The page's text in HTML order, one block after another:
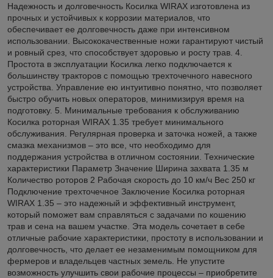
Надежность и долговечность Косилка WIRAX изготовлена из
прочных и устойчивых к коррозии материалов, что
обеспечивает ее долговечность даже при интенсивном
использовании. Высококачественные ножи гарантируют чистый
и ровный срез, что способствует здоровью и росту трав. 4.
Простота в эксплуатации Косилка легко подключается к
большинству тракторов с помощью трехточечного навесного
устройства. Управление ею интуитивно понятно, что позволяет
быстро обучить новых операторов, минимизируя время на
подготовку. 5. Минимальные требования к обслуживанию
Косилка роторная WIRAX 1.35 требует минимального
обслуживания. Регулярная проверка и заточка ножей, а также
смазка механизмов – это все, что необходимо для
поддержания устройства в отличном состоянии. Технические
характеристики Параметр Значение Ширина захвата 1.35 м
Количество роторов 2 Рабочая скорость до 10 км/ч Вес 250 кг
Подключение трехточечное Заключение Косилка роторная
WIRAX 1.35 – это надежный и эффективный инструмент,
который поможет вам справляться с задачами по кошению
трав и сена на вашем участке. Эта модель сочетает в себе
отличные рабочие характеристики, простоту в использовании и
долговечность, что делает ее незаменимым помощником для
фермеров и владельцев частных земель. Не упустите
возможность улучшить свои рабочие процессы – приобретите